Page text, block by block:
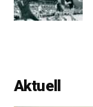
Aktuell